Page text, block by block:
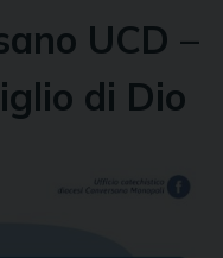
UCD –
di Dio